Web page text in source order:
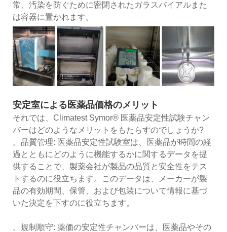
常、汚染を防ぐために密閉されたガラスバイアルまた
は容器に置かれます。
安定室による医薬品価格のメリット
それでは、Climatest Symor® 医薬品安定性試験チャン
バーはどのようなメリットをもたらすのでしょうか?
。品質管理: 医薬品安定性試験室は、医薬品が時間の経
過とともにどのように機能するかに関するデータを提
供することで、製薬会社が製品の品質と安全性をテス
トするのに役立ちます。このデータは、メーカーが製
品の有効期間、保管、および包装について情報に基づ
いた決定を下すのに役立ちます。
。規制順守: 薬価の安定性チャンバーは、医薬品やその